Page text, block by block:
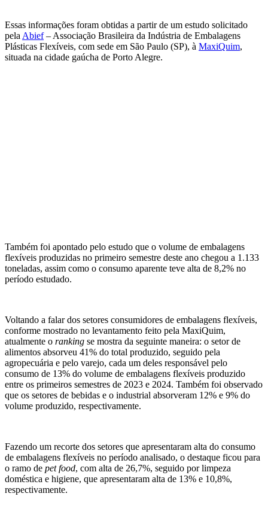
Essas informações foram obtidas a partir de um estudo solicitado
pelaAbief– Associação Brasileira da Indústria de Embalagens
Plásticas Flexíveis, com sede em São Paulo (SP), à MaxiQuim,
situada na cidade gaúcha de Porto Alegre.
Também foi apontado pelo estudo que o volume de embalagens
flexíveis produzidas no primeiro semestre deste ano chegou a 1.133
toneladas, assim como o consumo aparente teve alta de 8,2% no
período estudado.
Voltando a falar dos setores consumidores de embalagens flexíveis,
conforme mostrado no levantamento feito pela MaxiQuim,
atualmente o ranking se mostra da seguinte maneira: o setor de
alimentos absorveu 41% do total produzido, seguido pela
agropecuária e pelo varejo, cada um deles responsável pelo
consumo de 13% do volume de embalagens flexíveis produzido
entre os primeiros semestres de 2023 e 2024. Também foi observado
que os setores de bebidas e o industrial absorveram 12% e 9% do
volume produzido, respectivamente.
Fazendo um recorte dos setores que apresentaram alta do consumo
de embalagens flexíveis no período analisado, o destaque ficou para
o ramo de pet food, com alta de 26,7%, seguido por limpeza
doméstica e higiene, que apresentaram alta de 13% e 10,8%,
respectivamente.